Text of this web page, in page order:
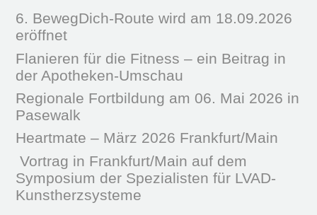
6. BewegDich-Route wird am 18.09.2026
eröffnet
Flanieren für die Fitness – ein Beitrag in
der Apotheken-Umschau
Regionale Fortbildung am 06. Mai 2026 in
Pasewalk
Heartmate – März 2026 Frankfurt/Main
Vortrag in Frankfurt/Main auf dem
Symposium der Spezialisten für LVAD-
Kunstherzsysteme